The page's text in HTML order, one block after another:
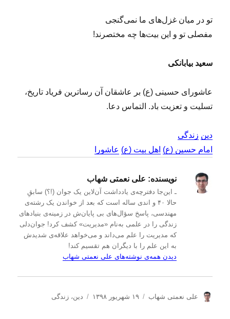
تو در میان غزل‌های ما نمی‌گنجی
مفصلی تو و این بیت‌ها چه مختصرند!
سعید بیابانکی
عاشورای حسینی (ع) بر عاشقان آن رساترین فریاد تاریخ،
تسلیت و تعزیت باد. التماس دعا.
دین زندگی
امام حسین (ع) اهل بیت (ع) عاشورا
نویسنده: علی نعمتی شهاب
ـ این‌جا دفترچه‌ی یادداشت‌ آن‌لاین یک جوان (!؟) سابقِ
حالا ۴۰ و اندی ساله است که بعد از خواندن یک رشته‌ی
مهندسی، پاسخ سؤال‌های بی پایان‌ش در زمینه‌ی بنیادهای
زندگی را در علمی به‌نام «مدیریت» کشف کرد! جوان‌دلی
که مدیریت را علم می‌داند و می‌خواهد علاقه‌ی شدیدش
به این علم را با دیگران هم تقسیم کند!
دیدن همه‌ی نوشته‌های علی نعمتی شهاب
نعلی نعمتی شهاب
ا۱۹ شهریور ۱۳۹۸
ددین،زندگی